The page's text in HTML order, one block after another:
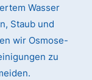
Wasser
Staub und
wir Osmose-
zu